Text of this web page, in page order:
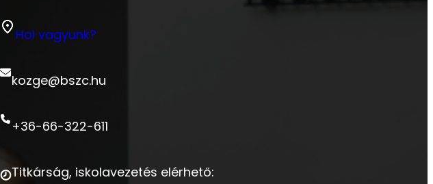
Hol vagyunk?
kozge@bszc.hu
+36-66-322-611
Titkárság, iskolavezetés elérhető: